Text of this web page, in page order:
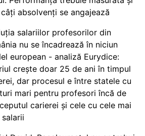
absolvenți se angajează
salariilor profesorilor din
nu se încadrează în niciun
european - analiză Eurydice:
crește doar 25 de ani în timpul
dar procesul e între statele cu
mari pentru profesori încă de
carierei și cele cu cele mai